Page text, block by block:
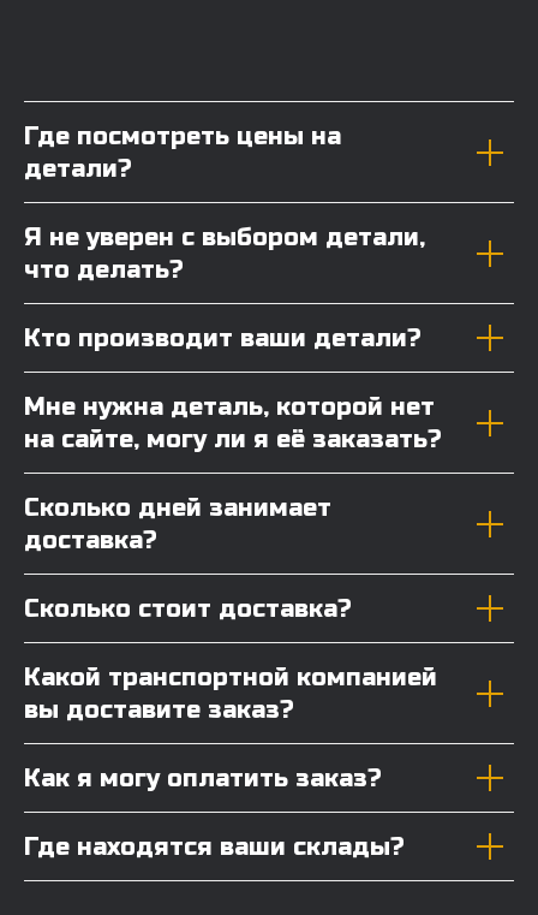
Где посмотреть цены на
детали?
Я не уверен с выбором детали,
что делать?
Кто производит ваши детали?
Мне нужна деталь, которой нет
на сайте, могу ли я её заказать?
Сколько дней занимает
доставка?
Сколько стоит доставка?
Какой транспортной компанией
вы доставите заказ?
Как я могу оплатить заказ?
Где находятся ваши склады?